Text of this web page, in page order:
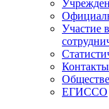
Участие
Контакты
ЕГИССО